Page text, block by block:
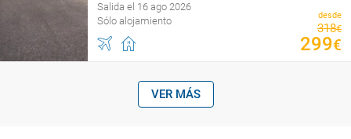
Salida el 16 ago 2026
Sólo alojamiento
desde
318€
299€
VER MÁS